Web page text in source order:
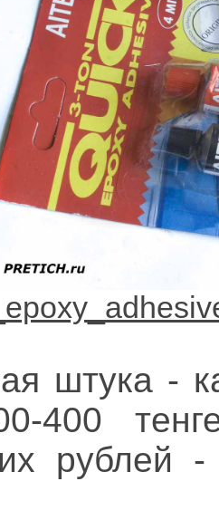
штука -
400